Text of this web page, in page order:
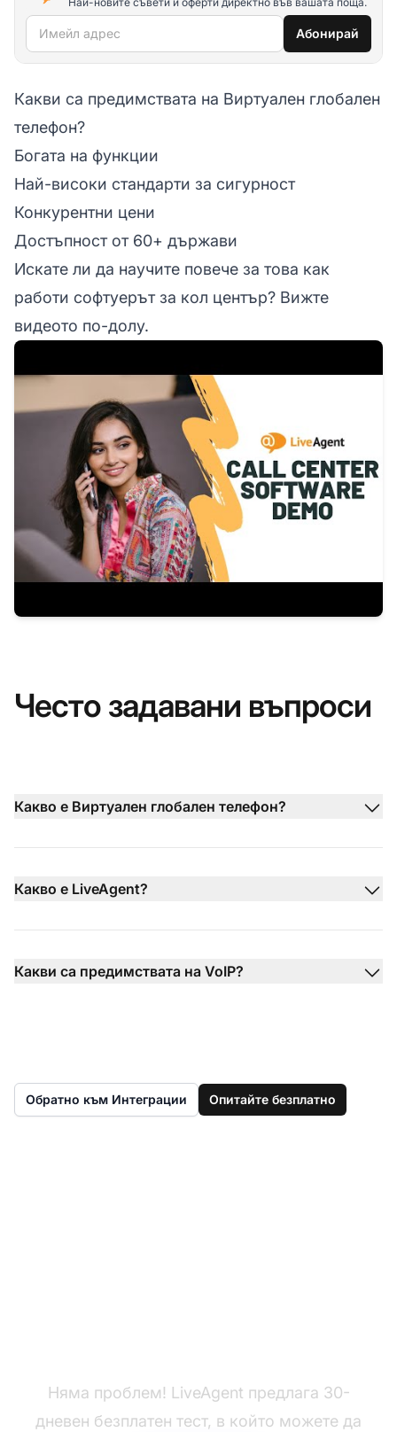
Имейл адрес Абонирай
Какви са предимствата на Виртуален глобален
телефон?
Богата на функции
Най-високи стандарти за сигурност
Конкурентни цени
Достъпност от 60+ държави
Искате ли да научите повече за това как
работи софтуерът за кол център? Вижте
видеото по-долу.
Често задавани въпроси
Какво е Виртуален глобален телефон?
Какво е LiveAgent?
Какви са предимствата на VoIP?
Обратно към Интеграции Опитайте безплатно
Няма проблем! LiveAgent предлага 30-
дневен безплатен тест, в който можете да